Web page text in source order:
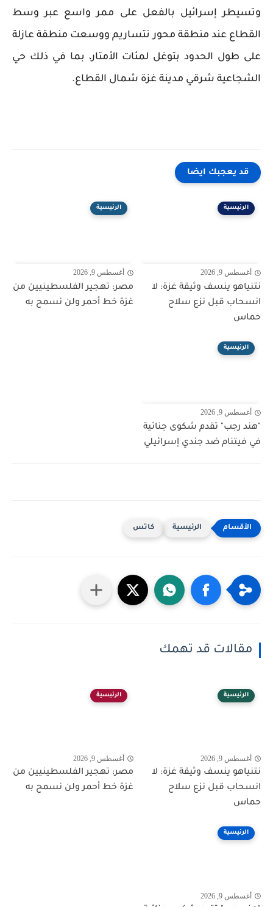
وتسيطر إسرائيل بالفعل على ممر واسع عبر وسط
القطاع عند منطقة محور نتساريم ووسعت منطقة عازلة
على طول الحدود بتوغل لمئات الأمتار، بما في ذلك حي
الشجاعية شرقي مدينة غزة شمال القطاع.
قد يعجبك ايضا
الرئيسية
أغسطس 9, 2026
نتنياهو ينسف وثيقة غزة: لا
انسحاب قبل نزع سلاح
حماس
الرئيسية
أغسطس 9, 2026
مصر: تهجير الفلسطينيين من
غزة خط أحمر ولن نسمح به
الرئيسية
أغسطس 9, 2026
"هند رجب" تقدم شكوى جنائية
في فيتنام ضد جندي إسرائيلي
الرئيسية كاتس
مقالات قد تهمك
الرئيسية
أغسطس 9, 2026
نتنياهو ينسف وثيقة غزة: لا
انسحاب قبل نزع سلاح
حماس
الرئيسية
أغسطس 9, 2026
مصر: تهجير الفلسطينيين من
غزة خط أحمر ولن نسمح به
الرئيسية
أغسطس 9, 2026